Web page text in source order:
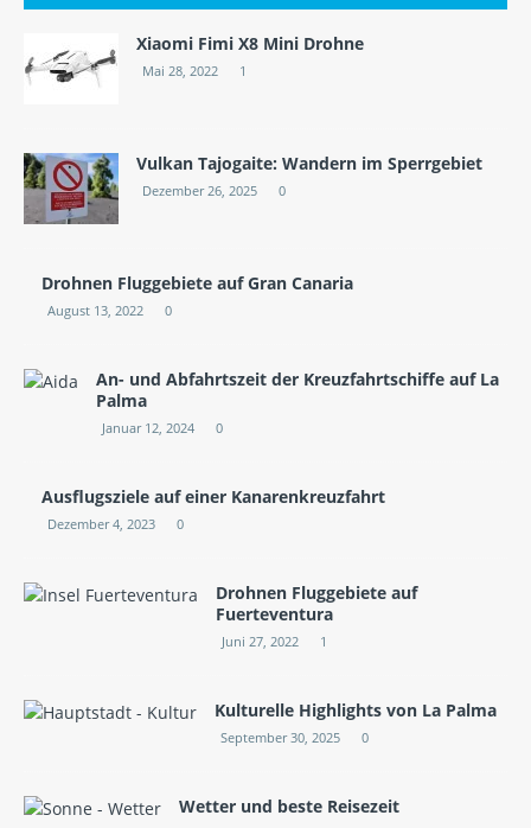
Xiaomi Fimi X8 Mini Drohne
Mai 28, 2022 1
Vulkan Tajogaite: Wandern im Sperrgebiet
Dezember 26, 2025 0
Drohnen Fluggebiete auf Gran Canaria
August 13, 2022 0
An- und Abfahrtszeit der Kreuzfahrtschiffe auf La
Palma
Januar 12, 2024 0
Ausflugsziele auf einer Kanarenkreuzfahrt
Dezember 4, 2023 0
Drohnen Fluggebiete auf
Fuerteventura
Juni 27, 2022 1
Kulturelle Highlights von La Palma
September 30, 2025 0
Wetter und beste Reisezeit